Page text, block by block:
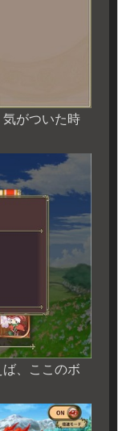
がついた時
、ここのボ